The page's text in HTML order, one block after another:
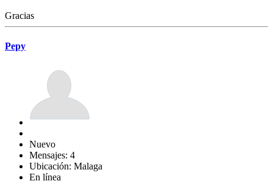
Gracias
Pepy
Nuevo
Mensajes: 4
Ubicación: Malaga
En línea